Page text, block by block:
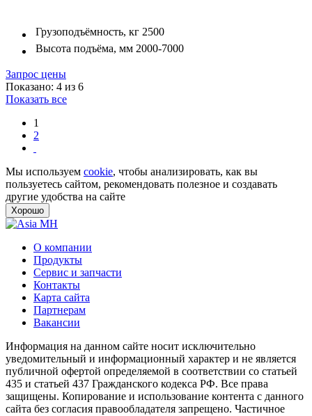
Грузоподъёмность, кг 2500
Высота подъёма, мм 2000-7000
Запрос цены
Показано: 4 из 6
Показать все
1
2
Мы используем cookie, чтобы анализировать, как вы
пользуетесь сайтом, рекомендовать полезное и создавать
другие удобства на сайте
Хорошо
О компании
Продукты
Сервис и запчасти
Контакты
Карта сайта
Партнерам
Вакансии
Информация на данном сайте носит исключительно
уведомительный и информационный характер и не является
публичной офертой определяемой в соответствии со статьей
435 и статьей 437 Гражданского кодекса РФ. Все права
защищены. Копирование и использование контента с данного
сайта без согласия правообладателя запрещено. Частичное